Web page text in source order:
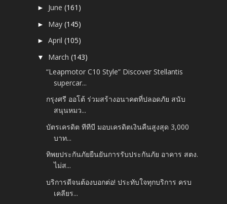
► June(161)
► May(145)
►April(105)
▼ March(143)
“Leapmotor C10 Style” Discover Stellantis
supercar...
กรุงศรี ออโต้ ร่วมสร้างอนาคตที่ปลอดภัย สนับ
สนุนหมว...
บัตรเครดิต ทีทีบี มอบเครดิตเงินคืนสูงสุด 3,000
บาท...
ทิพยประกันภัยยืนยันการรับประกันภัย อาคาร สตง.
ไม่ส...
บริการดีจนต้องบอกต่อ! ประทับใจทุกบริการ ครบ
เคลียร...